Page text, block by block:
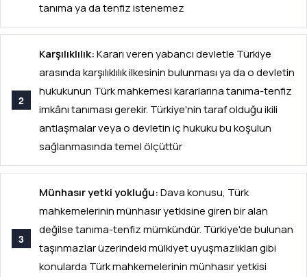
tanıma ya da tenfiz istenemez
Karşılıklılık:Kararı veren yabancı devletle Türkiye
arasında karşılıklılık ilkesinin bulunması ya da o devletin
hukukunun Türk mahkemesi kararlarına tanıma-tenfiz
imkânı tanıması gerekir. Türkiye'nin taraf olduğu ikili
antlaşmalar veya o devletin iç hukuku bu koşulun
sağlanmasında temel ölçüttür
Münhasır yetki yokluğu:Dava konusu, Türk
mahkemelerinin münhasır yetkisine giren bir alan
değilse tanıma-tenfiz mümkündür. Türkiye'de bulunan
taşınmazlar üzerindeki mülkiyet uyuşmazlıkları gibi
konularda Türk mahkemelerinin münhasır yetkisi